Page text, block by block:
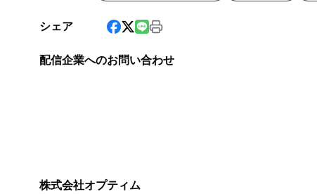
シェア
配信企業へのお問い合わせ
株式会社オプティム